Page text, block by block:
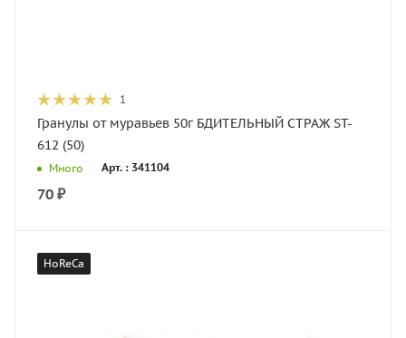
1
Гранулы от муравьев 50г БДИТЕЛЬНЫЙ СТРАЖ ST-
612 (50)
Много Арт. : 341104
70 ₽
HoReCa